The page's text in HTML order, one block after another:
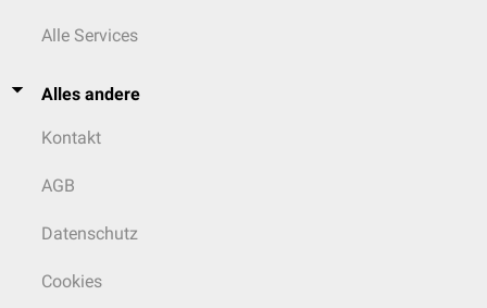
Alle Services
Alles andere
Kontakt
AGB
Datenschutz
Cookies